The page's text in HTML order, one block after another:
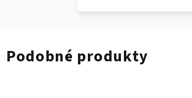
Podobné produkty